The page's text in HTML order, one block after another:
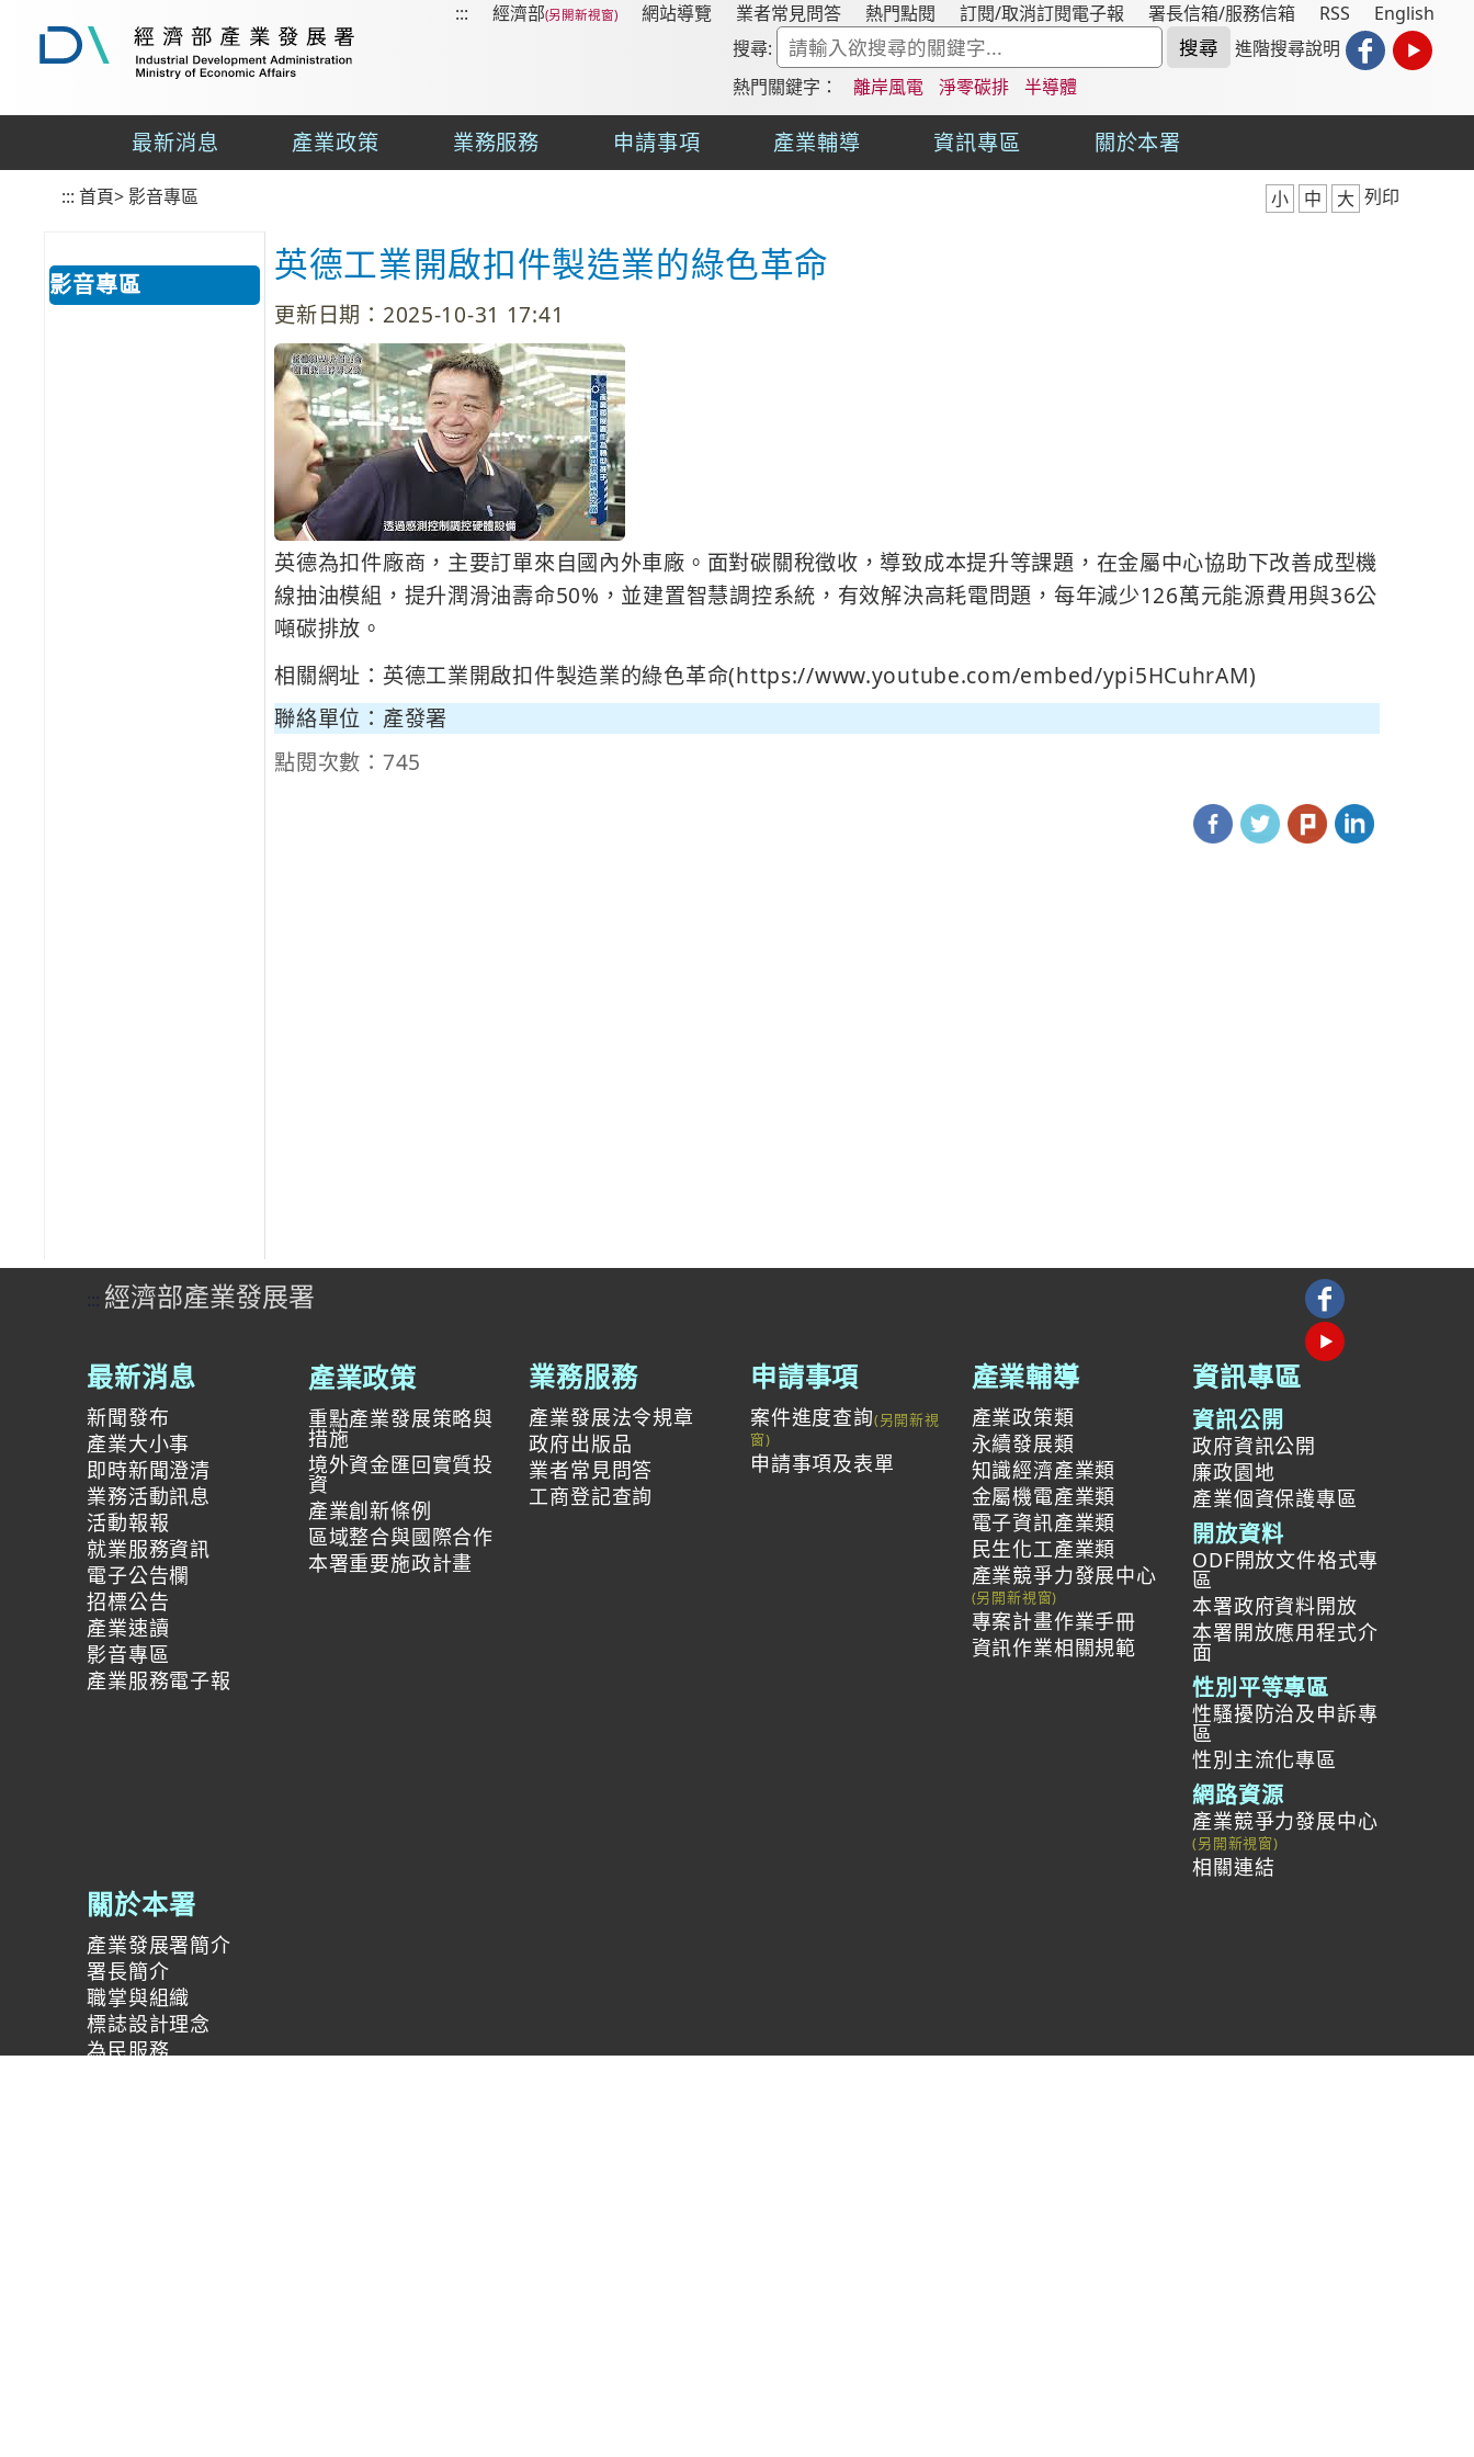
濟
業
發
::: 經濟部 網站導覽 業者常見問答 熱門點閱 訂閱/取消訂閱電子報 署長信箱/服務信箱 RSS
English
搜尋:
進階搜尋說明
熱門關鍵字：
離岸風電 淨零碳排 半導體
最新消息 產業政策 業務服務 申請事項 產業輔導 資訊專區 關於本署
::: 首頁> 影音專區 小 中 大 列印
影音專區
英德工業開啟扣件製造業的綠色革命
更新日期：2025-10-31 17:41
英德為扣件廠商，主要訂單來自國內外車廠。面對碳關稅徵收，導致成本提升等課題，在金屬中心協助下改善成型機
線抽油模組，提升潤滑油壽命50%，並建置智慧調控系統，有效解決高耗電問題，每年減少126萬元能源費用與36公
噸碳排放。
相關網址： 英德工業開啟扣件製造業的綠色革命(https://www.youtube.com/embed/ypi5HCuhrAM)
聯絡單位：產發署
點閱次數：745
::: 經濟部產業發展署
最新消息
新聞發布
產業大小事
即時新聞澄清
業務活動訊息
活動報報
就業服務資訊
電子公告欄
招標公告
產業速讀
影音專區
產業服務電子報
產業政策
重點產業發展策略與
措施
境外資金匯回實質投
資
產業創新條例
區域整合與國際合作
本署重要施政計畫
業務服務
產業發展法令規章
政府出版品
業者常見問答
工商登記查詢
申請事項
案件進度查詢
申請事項及表單
產業輔導
產業政策類
永續發展類
知識經濟產業類
金屬機電產業類
電子資訊產業類
民生化工產業類
產業競爭力發展中心
專案計畫作業手冊
資訊作業相關規範
資訊專區
資訊公開
政府資訊公開
廉政園地
產業個資保護專區
開放資料
ODF開放文件格式專
區
本署政府資料開放
本署開放應用程式介
面
性別平等專區
性騷擾防治及申訴專
區
性別主流化專區
網路資源
產業競爭力發展中心
相關連結
關於本署
產業發展署簡介
署長簡介
職掌與組織
標誌設計理念
為民服務